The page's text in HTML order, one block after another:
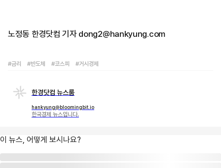
노정동 한경닷컴 기자 dong2@hankyung.com
#금리 #반도체 #코스피 #거시경제
한경닷컴 뉴스룸
hankyung@bloomingbit.io
한국경제 뉴스입니다.
이 뉴스, 어떻게 보시나요?